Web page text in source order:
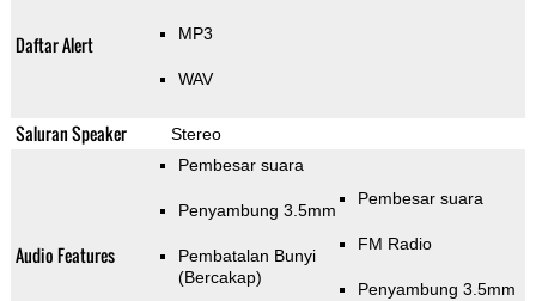
Daftar Alert MP3
WAV
Saluran Speaker Stereo
Audio Features
Pembesar suara
Penyambung 3.5mm
Pembatalan Bunyi
(Bercakap)
Pembesar suara
FM Radio
Penyambung 3.5mm